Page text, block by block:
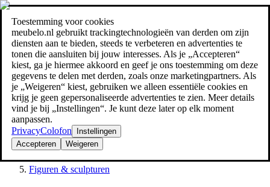
Toestemming voor cookies
meubelo.nl gebruikt trackingtechnologieën van derden om zijn
diensten aan te bieden, steeds te verbeteren en advertenties te
tonen die aansluiten bij jouw interesses. Als je „Accepteren“
kiest, ga je hiermee akkoord en geef je ons toestemming om deze
gegevens te delen met derden, zoals onze marketingpartners. Als
je „Weigeren“ kiest, gebruiken we alleen essentiële cookies en
krijg je geen gepersonaliseerde advertenties te zien. Meer details
vind je bij „Instellingen“. Je kunt deze later op elk moment
aanpassen.
PrivacyColofon
Instellingen
Accepteren
Weigeren
Zoeken
meubel jezelf de beste prijs!meubel jezelf de beste prijs!
Decoratie
Figuren & sculpturen